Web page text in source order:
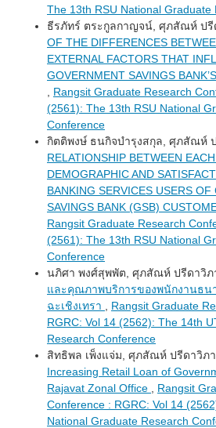
The 13th RSU National Graduate
ธีรภัทร์ ตระกูลกาญจน์, ศุภสัณห์ ปรี
OF THE DIFFERENCES
EXTERNAL FACTORS THAT
GOVERNMENT SAVINGS
Rangsit Graduate Research
(2561): The 13th RSU National
Conference
กิตติพงษ์ ธนกิจบำรุงสกุล, ศุภสัณห์
RELATIONSHIP BETWEEN
DEMOGRAPHIC AND
BANKING SERVICES USERS OF
SAVINGS BANK (GSB)
Rangsit Graduate Research
(2561): The 13th RSU National
Conference
นภิศา พงศ์สุพพัต, ศุภสัณห์ ปรีดาวิภ
และคุณภาพบริการของพนักงานธน
ฉะเชิงเทรา
Rangsit Graduate
RGRC: Vol 14 (2562): The 14th
Research Conference
สิทธิพล เพ็งแจ่ม, ศุภสัณห์ ปรีดาวิภา
Increasing Retail Loan of
Rajavat Zonal Office
Rangsit
Conference : RGRC: Vol 14
National Graduate Research